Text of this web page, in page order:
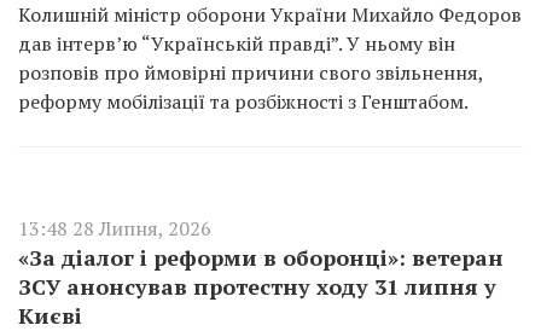
Колишній міністр оборони України Михайло Федоров
дав інтерв’ю “Українській правді”. У ньому він
розповів про ймовірні причини свого звільнення,
реформу мобілізації та розбіжності з Генштабом.
13:48 28 Липня, 2026
«За діалог і реформи в оборонці»: ветеран
ЗСУ анонсував протестну ходу 31 липня у
Києві